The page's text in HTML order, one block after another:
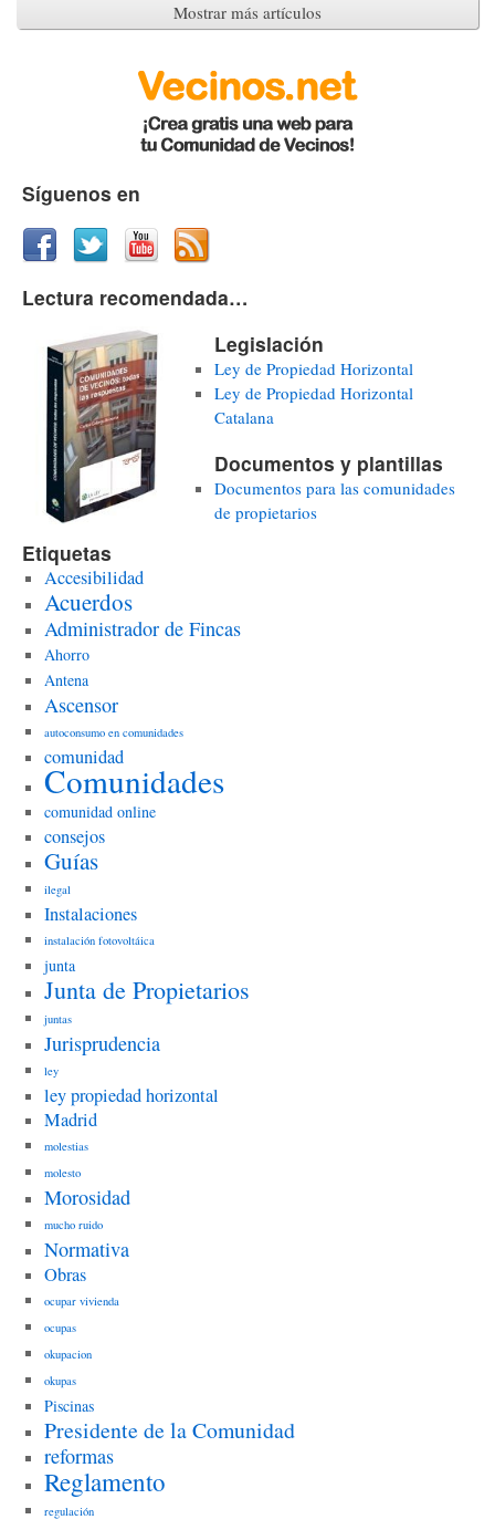
Mostrar más artículos
Síguenos en
Lectura recomendada…
Legislación
Ley de Propiedad Horizontal
Ley de Propiedad Horizontal
Catalana
Documentos y plantillas
Documentos para las comunidades
de propietarios
Etiquetas
Accesibilidad
Acuerdos
Administrador de Fincas
Ahorro
Antena
Ascensor
autoconsumo en comunidades
comunidad
Comunidades
comunidad online
consejos
Guías
ilegal
Instalaciones
instalación fotovoltáica
junta
Junta de Propietarios
juntas
Jurisprudencia
ley
ley propiedad horizontal
Madrid
molestias
molesto
Morosidad
mucho ruido
Normativa
Obras
ocupar vivienda
ocupas
okupacion
okupas
Piscinas
Presidente de la Comunidad
reformas
Reglamento
regulación